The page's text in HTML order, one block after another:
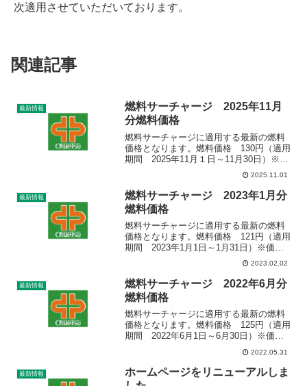
次適用させていただいております。
関連記事
最新情報
燃料サーチャージ 2025年11月
分燃料価格
燃料サーチャージに適用する最新の燃料
価格となります。燃料価格 130円（適用
期間 2025年11月１日～11月30日）※価
格は経済産業省資源エネルギー庁発表の
産業用価格（軽油ローリー全国平均値）
を採用しております。※燃料サーチャー
ジは、ご了...
2025.11.01
最新情報
燃料サーチャージ 2023年1月分
燃料価格
燃料サーチャージに適用する最新の燃料
価格となります。燃料価格 121円（適用
期間 2023年1月1日～1月31日）※価格
は経済産業省資源エネルギー庁発表の産
業用価格（軽油ローリー全国平均値）を
採用しております。※燃料サーチャージ
は、ご了承い...
2023.02.02
最新情報
燃料サーチャージ 2022年6月分
燃料価格
燃料サーチャージに適用する最新の燃料
価格となります。燃料価格 125円（適用
期間 2022年6月1日～6月30日）※価格
は経済産業省資源エネルギー庁発表の産
業用価格（軽油ローリー全国平均値）を
採用しております。前々月の全国平均値
を当月に適用...
2022.05.31
最新情報
ホームページをリニューアルしま